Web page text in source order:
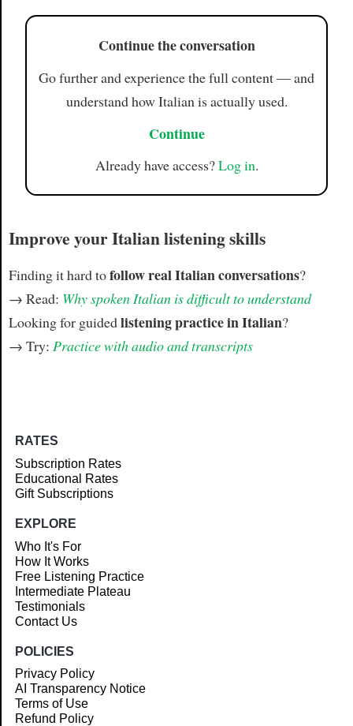
Continue the conversation
Go further and experience the full content — and
understand how Italian is actually used.
Continue
Already have access?Log in.
Improve your Italian listening skills
Finding it hard tofollow real Italian conversations?
→ Read: Why spoken Italian is difficult to understand
Looking for guidedlistening practice in Italian?
→ Try: Practice with audio and transcripts
RATES
Subscription Rates
Educational Rates
Gift Subscriptions
EXPLORE
Who It's For
How It Works
Free Listening Practice
Intermediate Plateau
Testimonials
Contact Us
POLICIES
Privacy Policy
AI Transparency Notice
Terms of Use
Refund Policy